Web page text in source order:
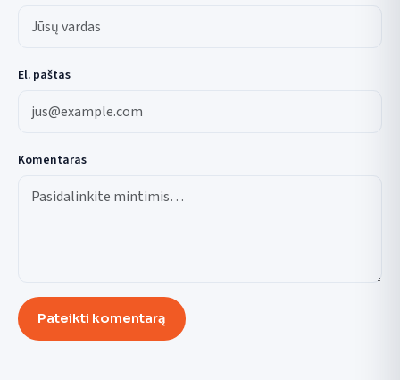
El. paštas
Komentaras
Pateikti komentarą